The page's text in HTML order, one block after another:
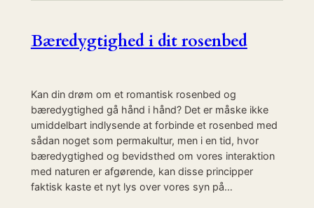
Bæredygtighed i dit rosenbed
Kan din drøm om et romantisk rosenbed og
bæredygtighed gå hånd i hånd? Det er måske ikke
umiddelbart indlysende at forbinde et rosenbed med
sådan noget som permakultur, men i en tid, hvor
bæredygtighed og bevidsthed om vores interaktion
med naturen er afgørende, kan disse principper
faktisk kaste et nyt lys over vores syn på…